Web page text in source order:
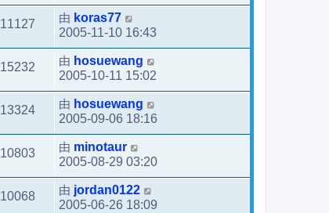
11127 由 koras77
2005-11-10 16:43
15232 由 hosuewang
2005-10-11 15:02
13324 由 hosuewang
2005-09-06 18:16
10803 由 minotaur
2005-08-29 03:20
10068 由 jordan0122
2005-06-26 18:09